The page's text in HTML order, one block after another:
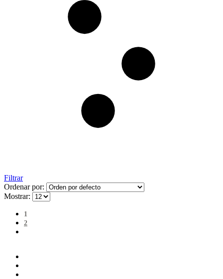
Filtrar
Ordenar por:
Mostrar:
1
2